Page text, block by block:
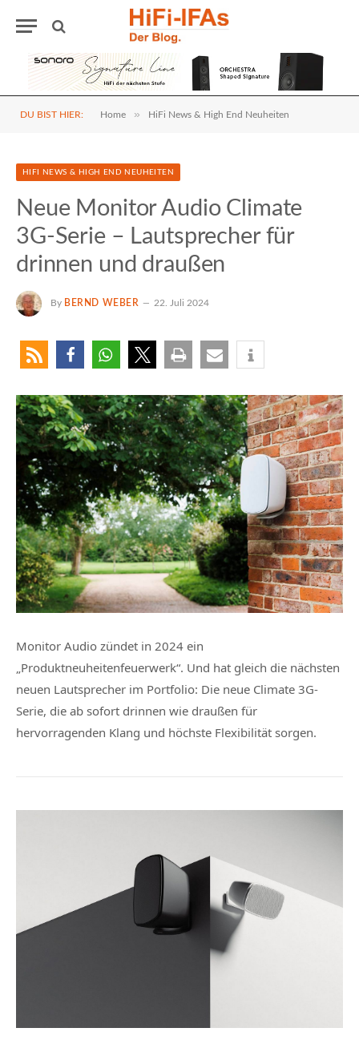
DU BIST HIER: Home » HiFi News & High End Neuheiten
HIFI NEWS & HIGH END NEUHEITEN
Neue Monitor Audio Climate
3G-Serie – Lautsprecher für
drinnen und draußen
By BERND WEBER 22. Juli 2024
Monitor Audio zündet in 2024 ein
„Produktneuheitenfeuerwerk“. Und hat gleich die nächsten
neuen Lautsprecher im Portfolio: Die neue Climate 3G-
Serie, die ab sofort drinnen wie draußen für
hervorragenden Klang und höchste Flexibilität sorgen.